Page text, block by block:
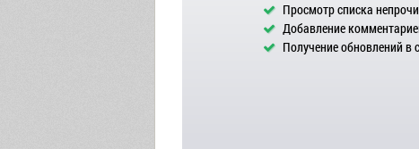
Просмотр списка
Добавление
Получение обновлений в